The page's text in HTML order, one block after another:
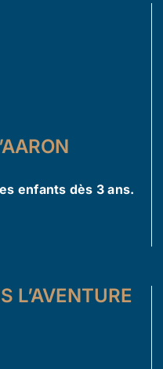
enfants dès 3 ans.
L’AVENTURE